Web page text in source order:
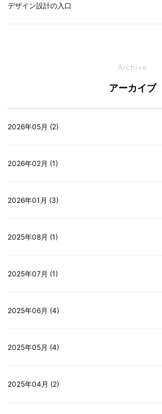
デザイン設計の入口
Archive
アーカイブ
2026年05月 (2)
2026年02月 (1)
2026年01月 (3)
2025年08月 (1)
2025年07月 (1)
2025年06月 (4)
2025年05月 (4)
2025年04月 (2)